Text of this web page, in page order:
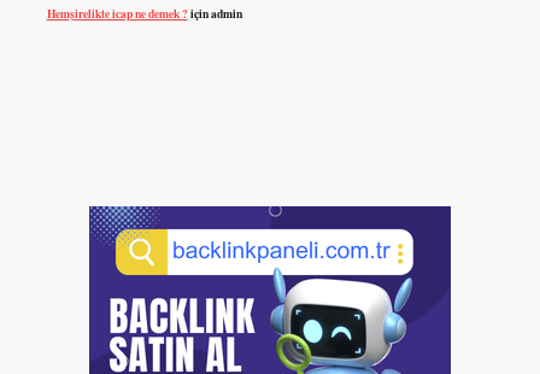
Hemşirelikte icap ne demek ?içinadmin